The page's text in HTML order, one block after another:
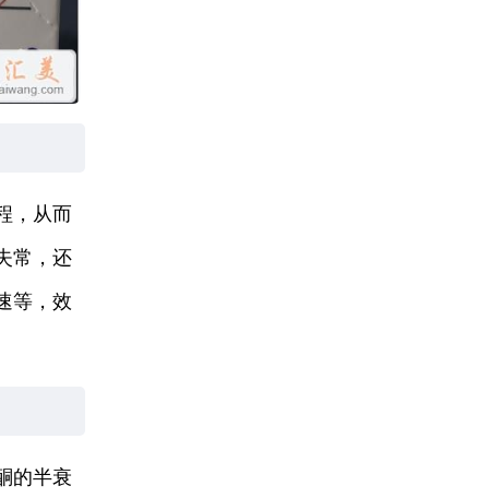
，从而
常，还
等，效
的半衰